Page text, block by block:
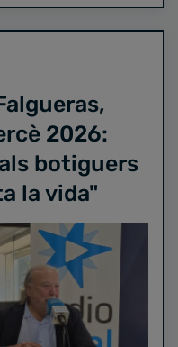
2026:
botiguers
la vida"